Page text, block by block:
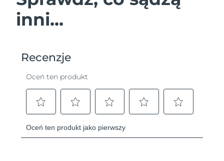
inni...